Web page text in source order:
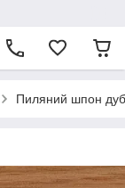
Пиляний шпон